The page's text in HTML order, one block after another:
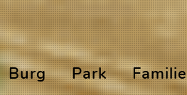
Burg Park Familie